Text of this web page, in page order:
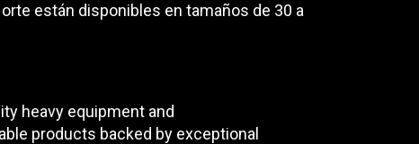
están disponibles en tamaños de 30 a
heavy equipment and
products backed by exceptional